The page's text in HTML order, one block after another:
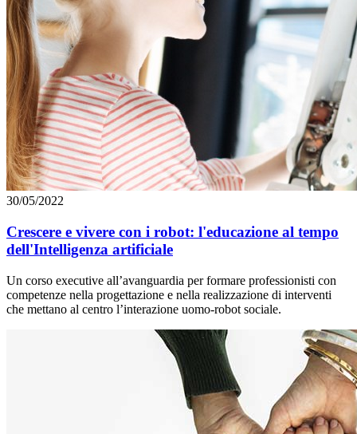
30/05/2022
Crescere e vivere con i robot: l'educazione al tempo
dell'Intelligenza artificiale
Un corso executive all’avanguardia per formare professionisti con
competenze nella progettazione e nella realizzazione di interventi
che mettano al centro l’interazione uomo-robot sociale.